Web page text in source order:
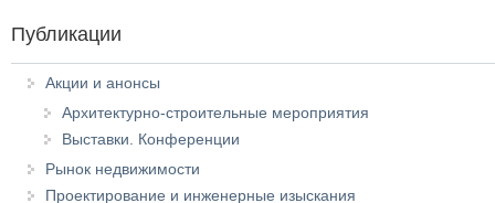
Публикации
Акции и анонсы
Архитектурно-строительные мероприятия
Выставки. Конференции
Рынок недвижимости
Проектирование и инженерные изыскания